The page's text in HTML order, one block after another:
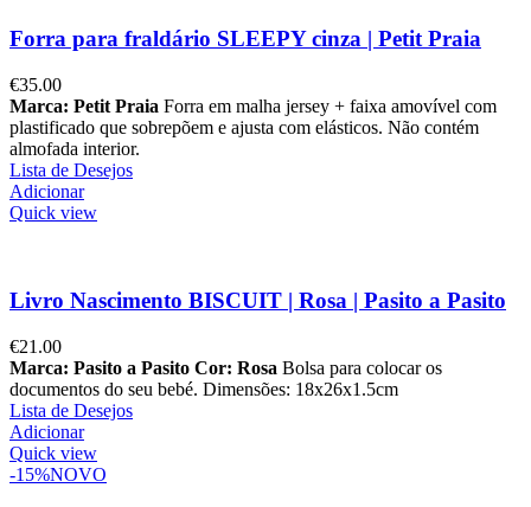
Forra para fraldário SLEEPY cinza | Petit Praia
€35.00
Marca: Petit Praia Forra em malha jersey + faixa amovível com
plastificado que sobrepõem e ajusta com elásticos. Não contém
almofada interior.
Lista de Desejos
Adicionar
Quick view
Livro Nascimento BISCUIT | Rosa | Pasito a Pasito
€21.00
Marca: Pasito a Pasito Cor: Rosa Bolsa para colocar os
documentos do seu bebé. Dimensões: 18x26x1.5cm
Lista de Desejos
Adicionar
Quick view
-15%NOVO